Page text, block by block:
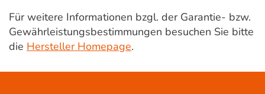
Für weitere Informationen bzgl. der Garantie- bzw.
Gewährleistungsbestimmungen besuchen Sie bitte
die Hersteller Homepage.